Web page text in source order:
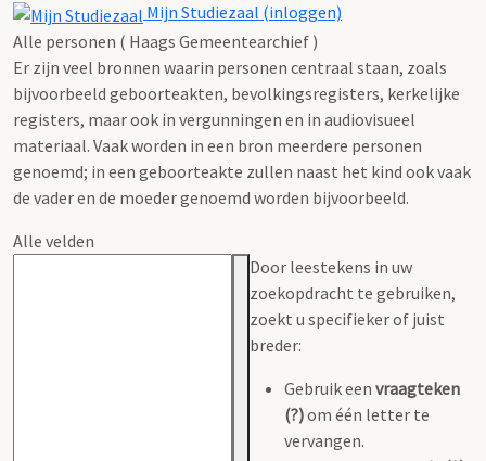
Mijn Studiezaal (inloggen)
Alle personen ( Haags Gemeentearchief )
Er zijn veel bronnen waarin personen centraal staan, zoals
bijvoorbeeld geboorteakten, bevolkingsregisters, kerkelijke
registers, maar ook in vergunningen en in audiovisueel
materiaal. Vaak worden in een bron meerdere personen
genoemd; in een geboorteakte zullen naast het kind ook vaak
de vader en de moeder genoemd worden bijvoorbeeld.
Alle velden
Door leestekens in uw
zoekopdracht te gebruiken,
zoekt u specifieker of juist
breder:
Gebruik een vraagteken
(?)om één letter te
vervangen.